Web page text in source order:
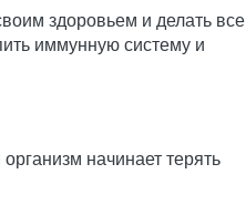
здоровьем и делать все
иммунную систему и
начинает терять